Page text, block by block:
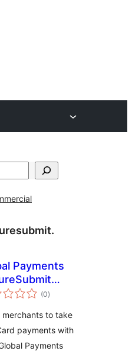
Payments
for Gravity
(0ຄະແນນ
ທັງໝົດ
)
merchants to take
payments with
Payments